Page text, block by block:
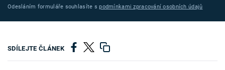
Odesláním formuláře souhlasíte spodmínkami zpracování osobních údajů
SDÍLEJTE ČLÁNEK